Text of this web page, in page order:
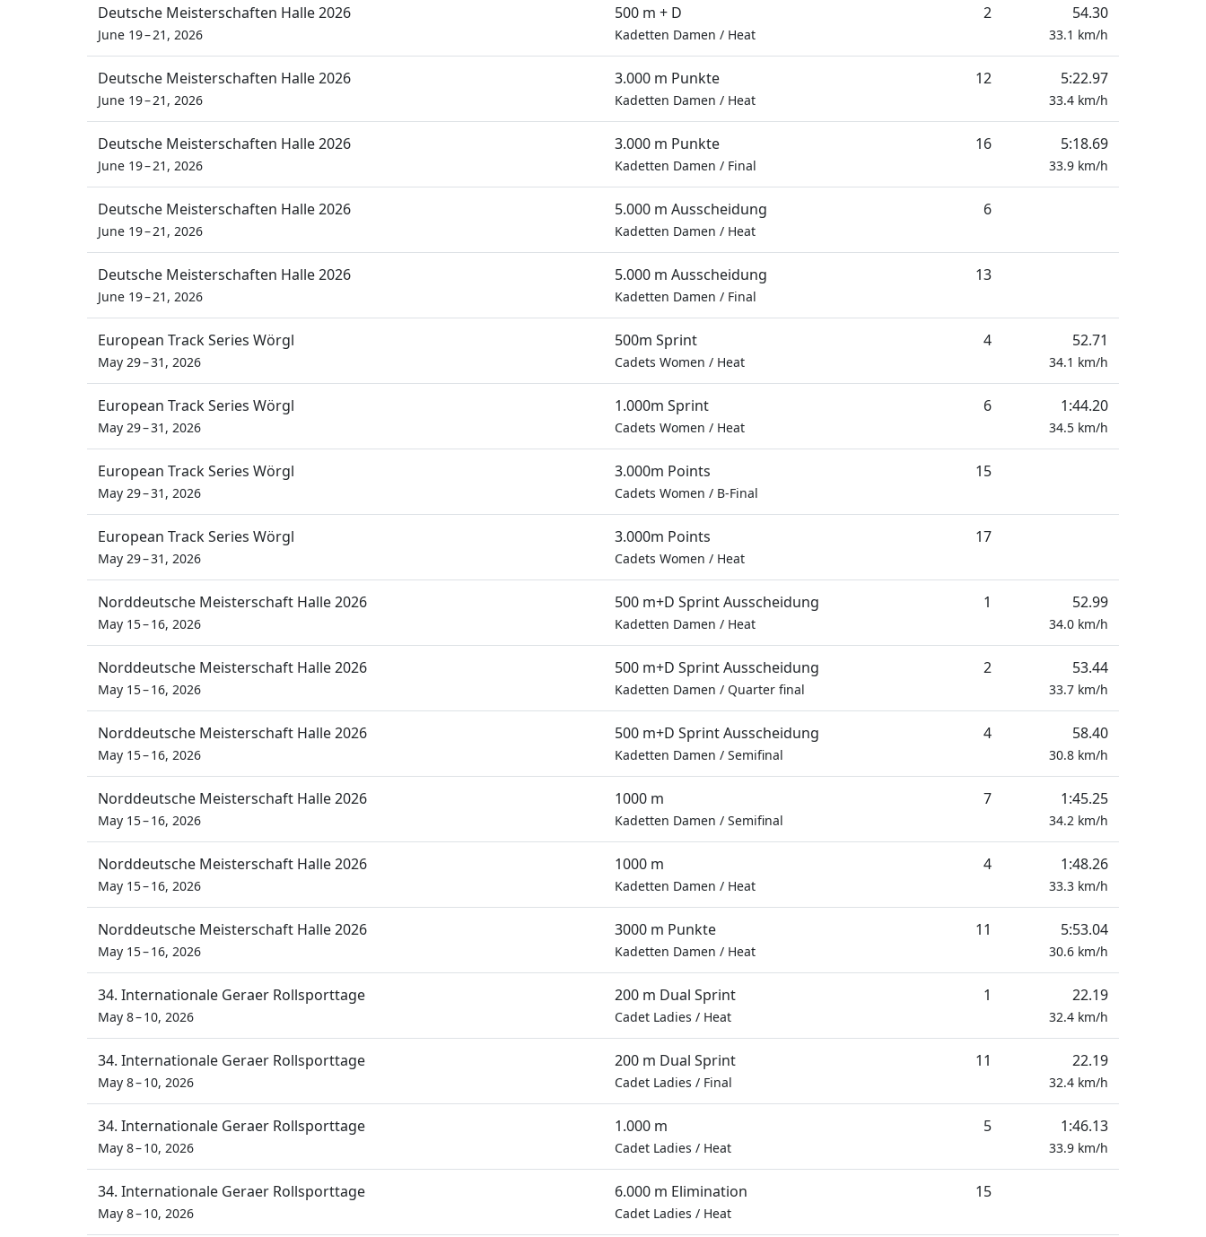
Deutsche Meisterschaften Halle 2026
June 19 – 21, 2026
500 m + D
Kadetten Damen / Heat
2 54.30
33.1 km/h
Deutsche Meisterschaften Halle 2026
June 19 – 21, 2026
3.000 m Punkte
Kadetten Damen / Heat
12 5:22.97
33.4 km/h
Deutsche Meisterschaften Halle 2026
June 19 – 21, 2026
3.000 m Punkte
Kadetten Damen / Final
16 5:18.69
33.9 km/h
Deutsche Meisterschaften Halle 2026
June 19 – 21, 2026
5.000 m Ausscheidung
Kadetten Damen / Heat
6
Deutsche Meisterschaften Halle 2026
June 19 – 21, 2026
5.000 m Ausscheidung
Kadetten Damen / Final
13
European Track Series Wörgl
May 29 – 31, 2026
500m Sprint
Cadets Women / Heat
4 52.71
34.1 km/h
European Track Series Wörgl
May 29 – 31, 2026
1.000m Sprint
Cadets Women / Heat
6 1:44.20
34.5 km/h
European Track Series Wörgl
May 29 – 31, 2026
3.000m Points
Cadets Women / B-Final
15
European Track Series Wörgl
May 29 – 31, 2026
3.000m Points
Cadets Women / Heat
17
Norddeutsche Meisterschaft Halle 2026
May 15 – 16, 2026
500 m+D Sprint Ausscheidung
Kadetten Damen / Heat
1 52.99
34.0 km/h
Norddeutsche Meisterschaft Halle 2026
May 15 – 16, 2026
500 m+D Sprint Ausscheidung
Kadetten Damen / Quarter final
2 53.44
33.7 km/h
Norddeutsche Meisterschaft Halle 2026
May 15 – 16, 2026
500 m+D Sprint Ausscheidung
Kadetten Damen / Semifinal
4 58.40
30.8 km/h
Norddeutsche Meisterschaft Halle 2026
May 15 – 16, 2026
1000 m
Kadetten Damen / Semifinal
7 1:45.25
34.2 km/h
Norddeutsche Meisterschaft Halle 2026
May 15 – 16, 2026
1000 m
Kadetten Damen / Heat
4 1:48.26
33.3 km/h
Norddeutsche Meisterschaft Halle 2026
May 15 – 16, 2026
3000 m Punkte
Kadetten Damen / Heat
11 5:53.04
30.6 km/h
34. Internationale Geraer Rollsporttage
May 8 – 10, 2026
200 m Dual Sprint
Cadet Ladies / Heat
1 22.19
32.4 km/h
34. Internationale Geraer Rollsporttage
May 8 – 10, 2026
200 m Dual Sprint
Cadet Ladies / Final
11 22.19
32.4 km/h
34. Internationale Geraer Rollsporttage
May 8 – 10, 2026
1.000 m
Cadet Ladies / Heat
5 1:46.13
33.9 km/h
34. Internationale Geraer Rollsporttage
May 8 – 10, 2026
6.000 m Elimination
Cadet Ladies / Heat
15